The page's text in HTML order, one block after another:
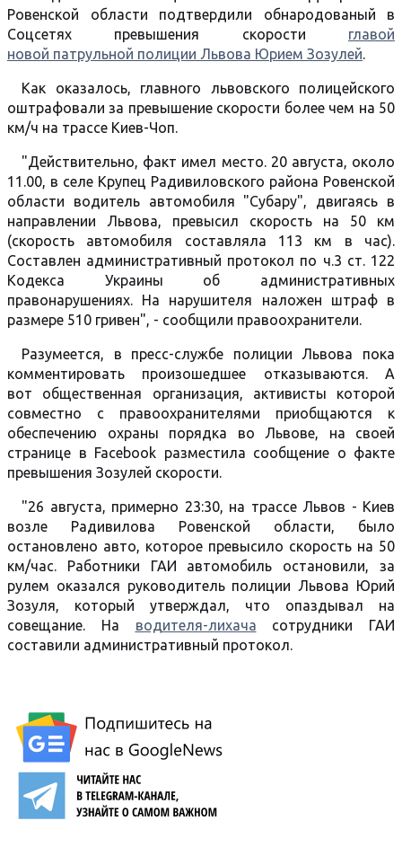
Ровенской области подтвердили обнародованый в
Соцсетях превышения скорости главой
новой патрульной полиции Львова Юрием Зозулей.
Как оказалось, главного львовского полицейского
оштрафовали за превышение скорости более чем на 50
км/ч на трассе Киев-Чоп.
"Действительно, факт имел место. 20 августа, около
11.00, в селе Крупец Радивиловского района Ровенской
области водитель автомобиля "Субару", двигаясь в
направлении Львова, превысил скорость на 50 км
(скорость автомобиля составляла 113 км в час).
Составлен административный протокол по ч.3 ст. 122
Кодекса Украины об административных
правонарушениях. На нарушителя наложен штраф в
размере 510 гривен", - сообщили правоохранители.
Разумеется, в пресс-службе полиции Львова пока
комментировать произошедшее отказываются. А
вот общественная организация, активисты которой
совместно с правоохранителями приобщаются к
обеспечению охраны порядка во Львове, на своей
странице в Facebook разместила сообщение о факте
превышения Зозулей скорости.
"26 августа, примерно 23:30, на трассе Львов - Киев
возле Радивилова Ровенской области, было
остановлено авто, которое превысило скорость на 50
км/час. Работники ГАИ автомобиль остановили, за
рулем оказался руководитель полиции Львова Юрий
Зозуля, который утверждал, что опаздывал на
совещание. На водителя-лихача сотрудники ГАИ
составили административный протокол.